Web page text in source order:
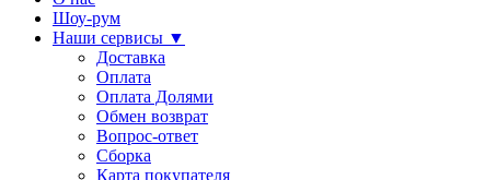
Шоу-рум
Наши сервисы ▼
Доставка
Оплата
Оплата Долями
Обмен возврат
Вопрос-ответ
Сборка
Карта покупателя